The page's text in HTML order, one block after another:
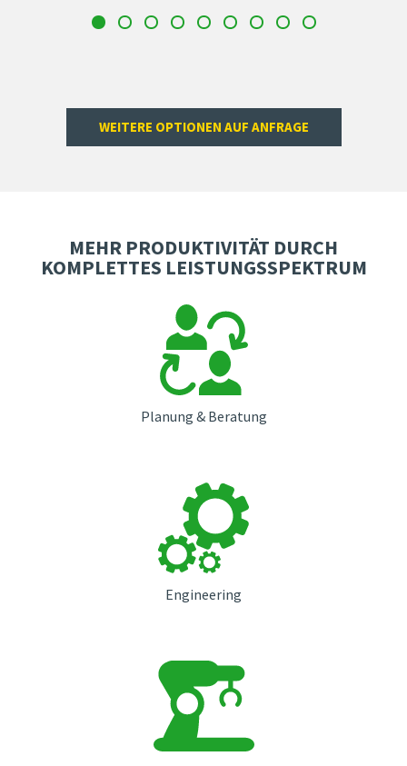
WEITERE OPTIONEN AUF ANFRAGE
MEHR PRODUKTIVITÄT DURCH
KOMPLETTES LEISTUNGSSPEKTRUM
Planung & Beratung
Engineering